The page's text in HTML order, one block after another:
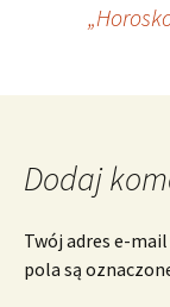
wpisu
Dodaj
Twój adres e-
pola są